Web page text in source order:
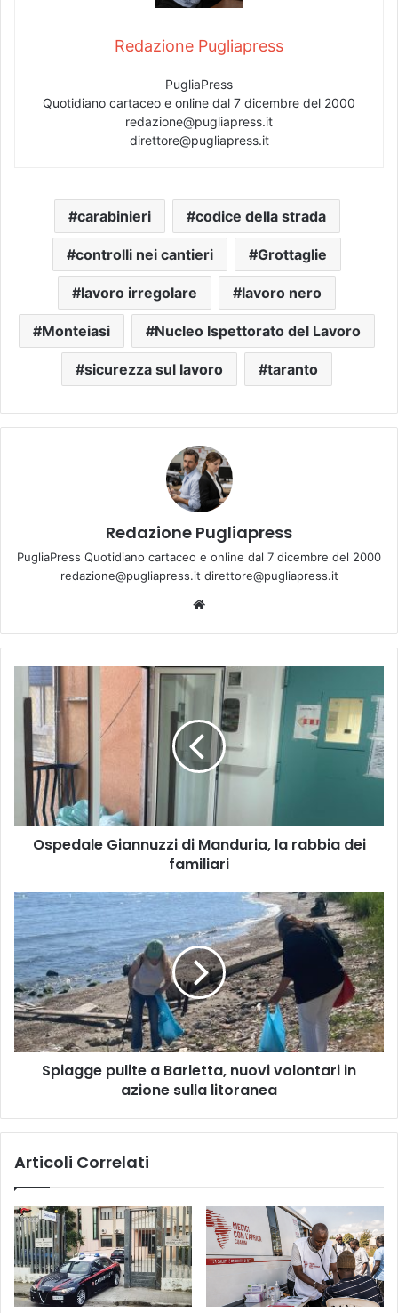
Redazione Pugliapress
PugliaPress
Quotidiano cartaceo e online dal 7 dicembre del 2000
redazione@pugliapress.it
direttore@pugliapress.it
carabinieri codice della strada
controlli nei cantieri Grottaglie
lavoro irregolare lavoro nero
Monteiasi Nucleo Ispettorato del Lavoro
sicurezza sul lavoro taranto
Redazione Pugliapress
PugliaPress Quotidiano cartaceo e online dal 7 dicembre del 2000
redazione@pugliapress.it direttore@pugliapress.it
Giannuzzi
Manduria,
rabbia
dei
familiari
Ospedale Giannuzzi di Manduria, la rabbia dei
familiari
Spiagge
pulite
a
Barletta,
nuovi
volontari
in
azione
sulla
litoraneaSpiagge pulite a Barletta, nuovi volontari in
azione sulla litoranea
Articoli Correlati